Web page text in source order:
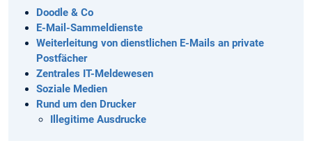
Doodle & Co
E-Mail-Sammeldienste
Weiterleitung von dienstlichen E-Mails an private
Postfächer
Zentrales IT-Meldewesen
Soziale Medien
Rund um den Drucker
Illegitime Ausdrucke